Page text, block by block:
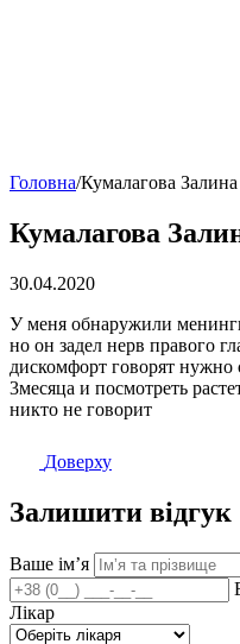
Головна/Кумалагова
Кумалагова
30.04.2020
У меня обнаружили
но он задел нерв правого
дискомфорт говорят
3месяца и посмотреть
никто не говорит
Доверху
Залишити відгук
Ваше імʼя
Лікар